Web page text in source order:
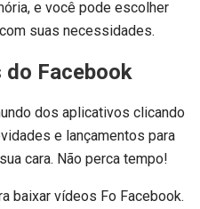
e você pode escolher
suas necessidades.
do Facebook
dos aplicativos clicando
e lançamentos para
cara. Não perca tempo!
baixar vídeos Fo Facebook.